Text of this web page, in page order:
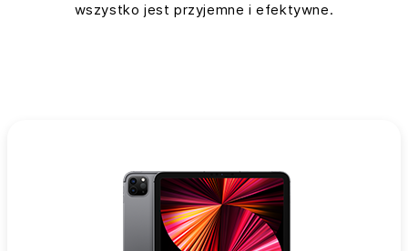
wszystko jest przyjemne i efektywne.